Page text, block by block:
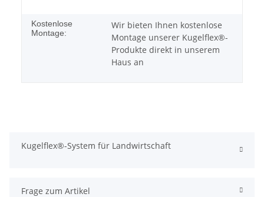
Kostenlose
Montage:
Wir bieten Ihnen kostenlose
Montage unserer Kugelflex®-
Produkte direkt in unserem
Haus an
Kugelflex®-System für Landwirtschaft
Frage zum Artikel